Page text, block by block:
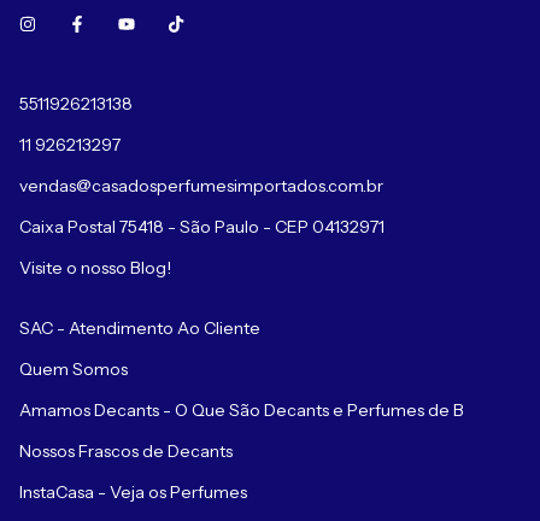
5511926213138
11 926213297
vendas@casadosperfumesimportados.com.br
Caixa Postal 75418 - São Paulo - CEP 04132971
Visite o nosso Blog!
SAC - Atendimento Ao Cliente
Quem Somos
Amamos Decants - O Que São Decants e Perfumes de B
Nossos Frascos de Decants
InstaCasa - Veja os Perfumes